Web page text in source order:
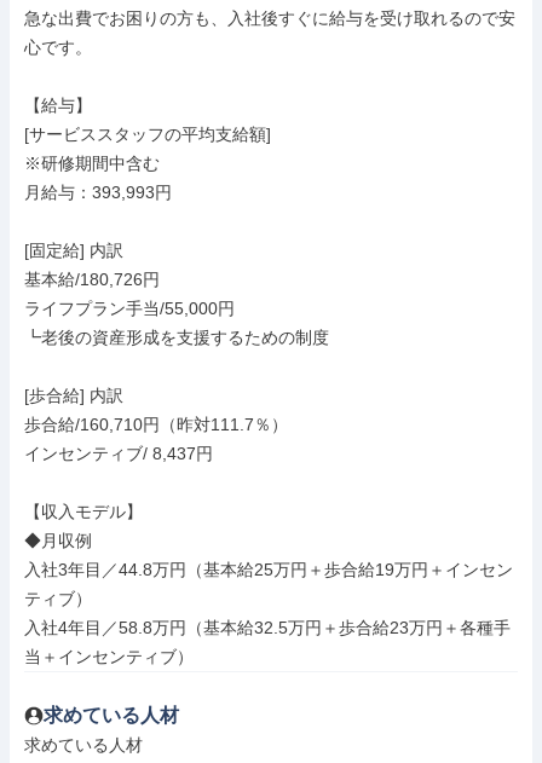
急な出費でお困りの方も、入社後すぐに給与を受け取れるので安
心です。
【給与】
[サービススタッフの平均支給額]
※研修期間中含む
月給与：393,993円
[固定給] 内訳
基本給/180,726円
ライフプラン手当/55,000円
┗老後の資産形成を支援するための制度
[歩合給] 内訳
歩合給/160,710円（昨対111.7％）
インセンティブ/ 8,437円
【収入モデル】
◆月収例
入社3年目／44.8万円（基本給25万円＋歩合給19万円＋インセン
ティブ）
入社4年目／58.8万円（基本給32.5万円＋歩合給23万円＋各種手
当＋インセンティブ）
求めている人材
求めている人材